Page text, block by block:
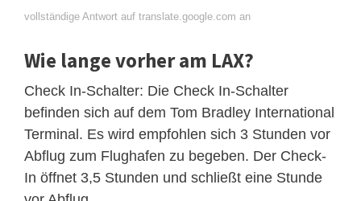
vollständige Antwort auf translate.google.com an
Wie lange vorher am LAX?
Check In-Schalter: Die Check In-Schalter
befinden sich auf dem Tom Bradley International
Terminal. Es wird empfohlen sich 3 Stunden vor
Abflug zum Flughafen zu begeben. Der Check-
In öffnet 3,5 Stunden und schließt eine Stunde